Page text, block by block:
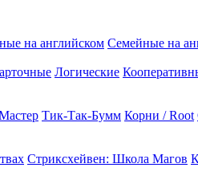
на английском Семейные на
Логические
Тик-Так-Бумм Корни / Root
Стриксхейвен: Школа Магов